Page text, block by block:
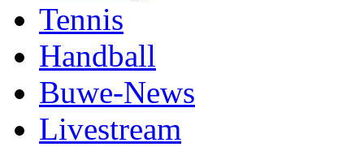
Tennis
Handball
Buwe-News
Livestream